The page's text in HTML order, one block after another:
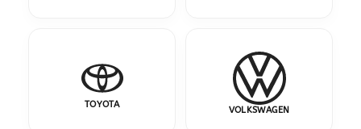
TOYOTA
VOLKSWAGEN